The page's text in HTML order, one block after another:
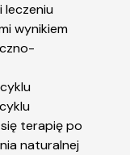
leczeniu
wynikiem
terapię po
naturalnej